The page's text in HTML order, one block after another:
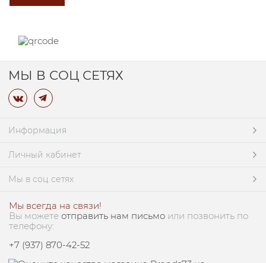
МЫ В СОЦ СЕТЯХ
Информация
Личный кабинет
Мы в соц сетях
Мы всегда на связи!
Вы можете отправить нам письмо или позвонить по
телефону:
+7 (937) 870-42-52